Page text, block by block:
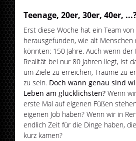
Teenage, 20er, 30er, 40er,
Erst diese Woche hat ein Team
herausgefunden, wie alt Menschen
könnten: 150 Jahre. Auch wenn
Realität bei nur 80 Jahren liegt, ist
um Ziele zu erreichen, Träume zu
zu sein. Doch wann genau sind
Leben am glücklichsten? Wenn
erste Mal auf eigenen Füßen
eigenen Job haben? Wenn wir in
endlich Zeit für die Dinge haben,
kurz kamen?